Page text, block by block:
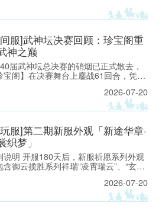
间，以免造成不必要的损失。
服]武神坛决赛回顾：珍宝阁重
神之巅
届武神坛总决赛的硝烟已正式散去，
宝阁】在决赛舞台上鏖战61回合，凭借
敌【紫禁城】，再度捧起武神坛冠军奖
重回武神之巅。 本场对决堪称武神坛战
弈的经典之战：禁选阶段双方针锋相
台仙子普陀山精准反制咒师体系，面
蓝”阵容从容应对，最终凭借关键回合
断出击锁定胜局。
2026-07-20
服]第二期新服外观「新途华章·
织梦」
说明 开服180天后，新服祈愿系列外观
含御云揽胜系列祥瑞“凌霄瑞云”、“玄霆
锦衣“仙境奇旅”、光环“琼华戏梦”、足
灵灯踏星”），将上架霓裳宝阁“典藏”，少
使用霓裳积分购买。 [畅玩服]第一期新
2026-07-20